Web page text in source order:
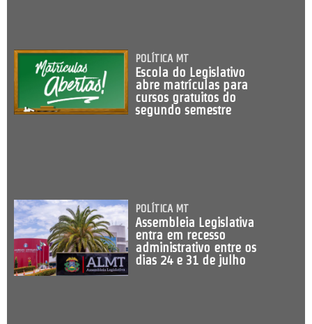
POLÍTICA MT
Escola do Legislativo
abre matrículas para
cursos gratuitos do
segundo semestre
POLÍTICA MT
Assembleia Legislativa
entra em recesso
administrativo entre os
dias 24 e 31 de julho